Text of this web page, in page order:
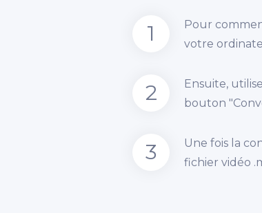
1
Pour
votre
2
Ensuite,
bouton
3
Une fois la
fichier vidéo